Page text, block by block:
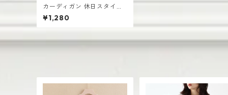
カーディガン 休日スタイル
ゆったり レディース 無地デ
ザイン シンプル
¥1,280